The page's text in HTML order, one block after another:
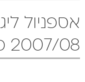
אספניול
2007/08 כדורגל